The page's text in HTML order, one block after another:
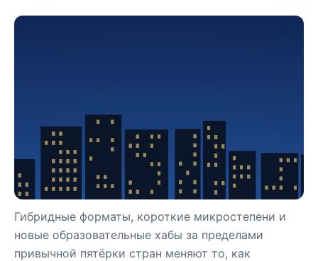
Гибридные форматы, короткие микростепени и
новые образовательные хабы за пределами
привычной пятёрки стран меняют то, как